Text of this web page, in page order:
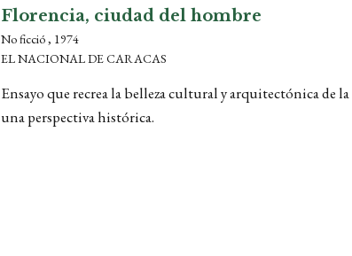
Florencia, ciudad del hombre
No ficció , 1974
EL NACIONAL DE CARACAS
Ensayo que recrea la belleza cultural y arquitectónica de
una perspectiva histórica.